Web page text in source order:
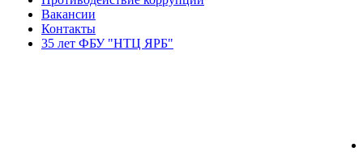
Вакансии
Контакты
35 лет ФБУ "НТЦ ЯРБ"